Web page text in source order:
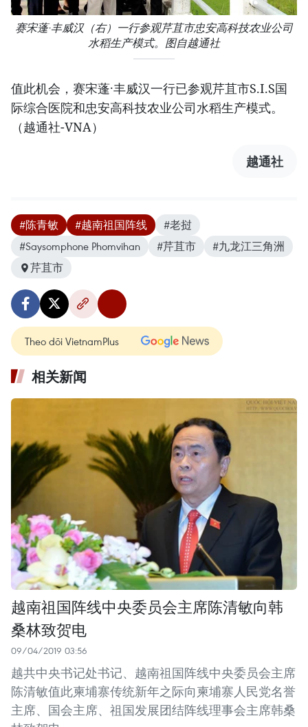
赛宋蓬·丰威汉（右）一行参观芹苴市忠安高科技农业公司
水稻生产模式。图自越通社
值此机会，赛宋蓬·丰威汉一行已参观芹苴市S.I.S国
际综合医院和忠安高科技农业公司水稻生产模式。
（越通社-VNA）
越通社
#陈青敏 #越南祖国阵线
#老挝
#Saysomphone Phomvihan
#芹苴市
#九龙江三角洲
芹苴市
Theo dõi VietnamPlus
相关新闻
越南祖国阵线中央委员会主席陈清敏向韩
桑林致贺电
09/04/2019 03:56
越共中央书记处书记、越南祖国阵线中央委员会主席
陈清敏值此柬埔寨传统新年之际向柬埔寨人民党名誉
主席、国会主席、祖国发展团结阵线理事会主席韩桑